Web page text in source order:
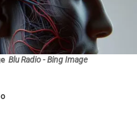
Blu Radio - Bing Image